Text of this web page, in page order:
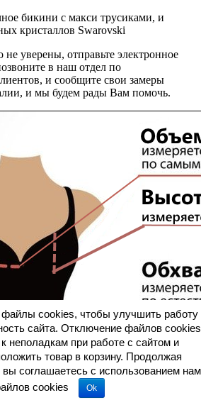
бикини с макси трусиками, и
кристаллов Swarovski
уверены, отправьте электронное
в наш отдел по
и сообщите свои замеры
и мы будем рады Вам помочь.
cookies, чтобы улучшить работу
сайта. Отключение файлов cookies
неполадкам при работе с сайтом и
товар в корзину. Продолжая
вы соглашаетесь c использованием
cookies
Ok